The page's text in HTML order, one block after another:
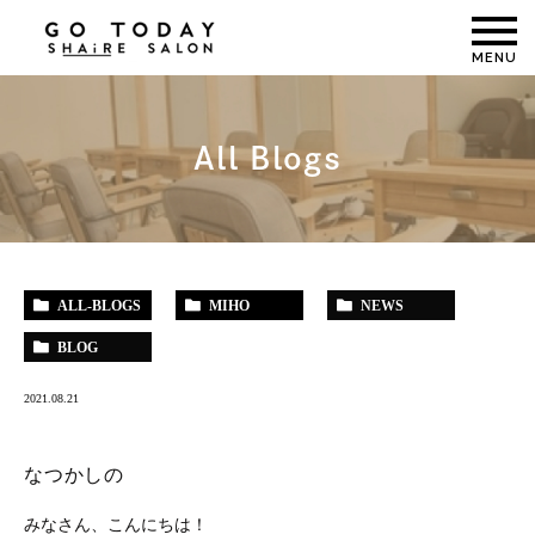
MENU
All Blogs
ALL-BLOGS MIHO NEWS
BLOG
2021.08.21
なつかしの
みなさん、こんにちは！